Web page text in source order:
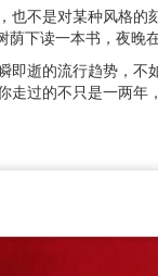
也不是对某种风格
下读一本书，夜晚
即逝的流行趋势，
过的不只是一两年